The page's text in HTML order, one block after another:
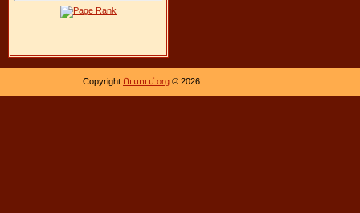
Copyright Ուսում.org © 2026